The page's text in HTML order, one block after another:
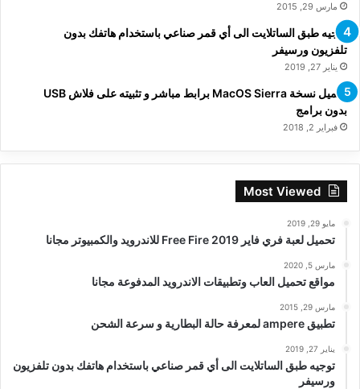
مارس 29, 2015
توجيه طبق الساتلايت الى أي قمر صناعي باستخدام هاتفك بدون
تلفزيون ورسيفر
يناير 27, 2019
تحميل نسخة MacOS Sierra برابط مباشر و تثبيته على فلاش USB
بدون برامج
فبراير 2, 2018
Most Viewed
مايو 29, 2019
تحميل لعبة فري فاير Free Fire 2019 للاندرويد والكمبيوتر مجانا
مارس 5, 2020
مواقع تحميل العاب وتطبيقات الاندرويد المدفوعة مجانا
مارس 29, 2015
تطبيق ampere لمعرفة حالة البطارية و سرعة الشحن
يناير 27, 2019
توجيه طبق الساتلايت الى أي قمر صناعي باستخدام هاتفك بدون تلفزيون
ورسيفر